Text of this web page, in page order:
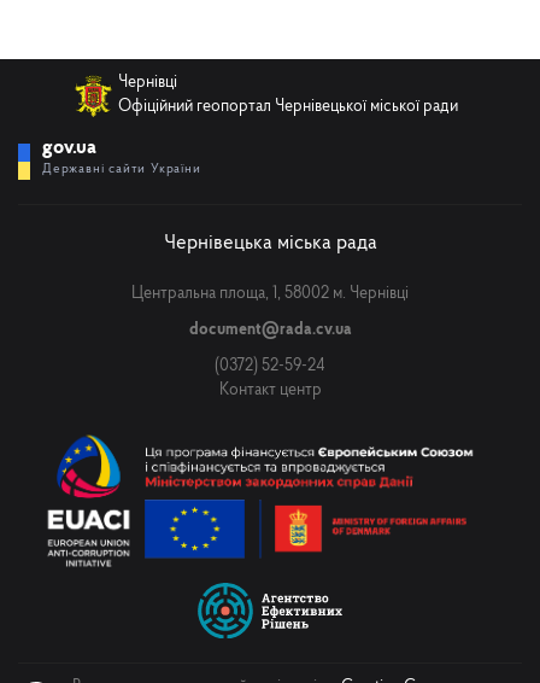
Чернівці
Офіційний геопортал Чернівецької міської ради
gov.ua
Державні сайти України
Чернівецька міська рада
Центральна площа, 1, 58002 м. Чернівці
document@rada.cv.ua
(0372) 52-59-24
Контакт центр